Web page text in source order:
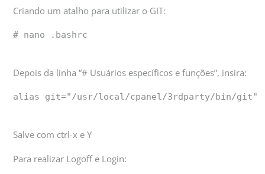
Criando um atalho para utilizar o GIT:
# nano .bashrc
Depois da linha “# Usuários específicos e funções”, insira:
alias git="/usr/local/cpanel/3rdparty/bin/git"
Salve com ctrl-x e Y
Para realizar Logoff e Login: